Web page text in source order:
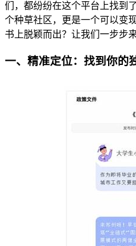
们，都纷纷在这个平台上找到
个种草社区，更是一个可以变
书上脱颖而出？让我们一步步来
一、精准定位：找到你的